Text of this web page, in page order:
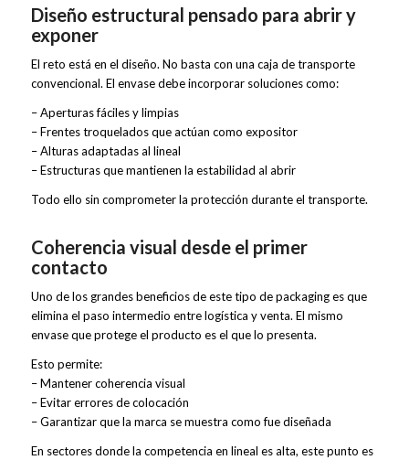
Diseño estructural pensado para abrir y
exponer
El reto está en el diseño. No basta con una caja de transporte
convencional. El envase debe incorporar soluciones como:
– Aperturas fáciles y limpias
– Frentes troquelados que actúan como expositor
– Alturas adaptadas al lineal
– Estructuras que mantienen la estabilidad al abrir
Todo ello sin comprometer la protección durante el transporte.
Coherencia visual desde el primer
contacto
Uno de los grandes beneficios de este tipo de packaging es que
elimina el paso intermedio entre logística y venta. El mismo
envase que protege el producto es el que lo presenta.
Esto permite:
– Mantener coherencia visual
– Evitar errores de colocación
– Garantizar que la marca se muestra como fue diseñada
En sectores donde la competencia en lineal es alta, este punto es